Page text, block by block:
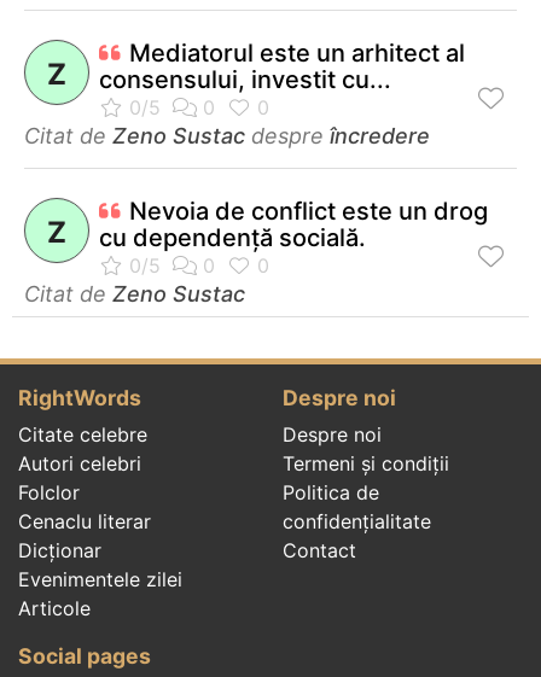
Z
Mediatorul este un arhitect al
consensului, investit cu...
Citat de Zeno Sustac despre încredere
Z
Nevoia de conflict este un drog
cu dependenţă socială.
Citat de Zeno Sustac
RightWords
Citate celebre
Autori celebri
Folclor
Cenaclu literar
Dicționar
Evenimentele zilei
Articole
Despre noi
Despre noi
Termeni și condiții
Politica de
confidenţialitate
Contact
Social pages